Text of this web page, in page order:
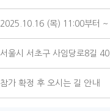
2025.10.16 (목) 11:00부터 ~
서울시 서초구 사임당로8길
참가 확정 후 오시는 길 안내